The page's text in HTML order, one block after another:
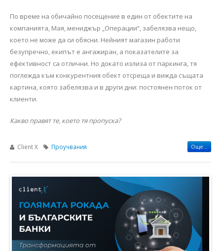
По време на обичайно посещение в един от обектите на
компанията, Мая, мениджър „Операции“, забелязва нещо,
което не може да си обясни. Нейният магазин работи
безупречно, екипът е ангажиран, а показателите за
ефективност са отлични. Но докато излиза от паркинга, тя
поглежда към конкурентния обект отсреща и вижда същата
картина, която забелязва и в други дни: постоянен поток от
клиенти.
Какво правят те, което тя пропуска?
Client X Проучвания Още...